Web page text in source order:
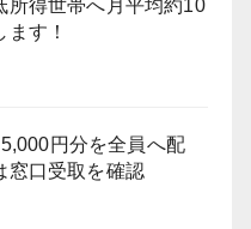
所得世帯へ月平均約10
す！
5,000円分を全員へ配
窓口受取を確認